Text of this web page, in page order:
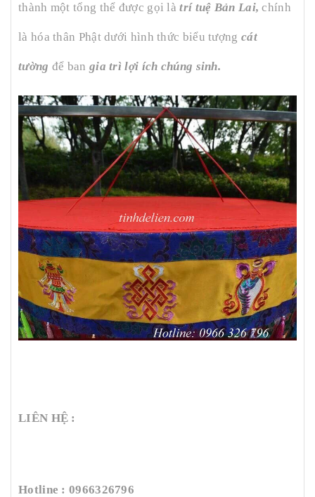
thành một tổng thể được gọi là trí tuệ Bản Lai, chính
là hóa thân Phật dưới hình thức biểu tượng cát
tường để ban gia trì lợi ích chúng sinh.
LIÊN HỆ :
Hotline : 0966326796